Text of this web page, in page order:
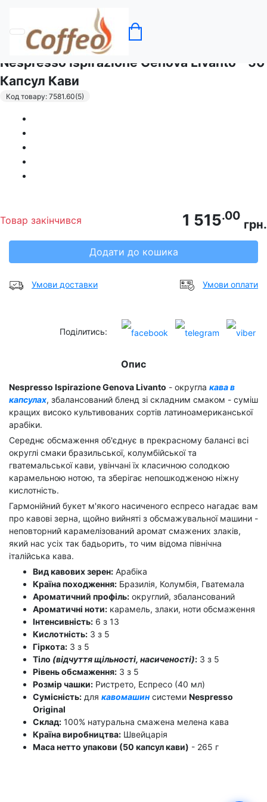
Кава в капсулах Nespresso
Nespresso Ispirazione Genova Livanto - 50
Капсул Кави
Код товару: 7581.60(5)
Товар закінчився 1 515.00
грн.
Додати до кошика
Умови доставки Умови оплати
Поділитись:
Опис
Nespresso Ispirazione Genova Livanto - округла кава в
капсулах, збалансований бленд зі складним смаком - суміш
кращих високо культивованих сортів латиноамериканської
арабіки.
Середнє обсмаження об'єднує в прекрасному балансі всі
округлі смаки бразильської, колумбійської та
гватемальської кави, увінчані їх класичною солодкою
карамельною нотою, та зберігає непошкодженою ніжну
кислотність.
Гармонійний букет м'якого насиченого еспресо нагадає вам
про кавові зерна, щойно вийняті з обсмажувальної машини -
неповторний карамелізований аромат смажених злаків,
який нас усіх так бадьорить, то чим відома північна
італійська кава.
Вид кавових зерен: Арабіка
Країна походження: Бразилія, Колумбія, Гватемала
Ароматичний профіль: округлий, збалансований
Ароматичні ноти: карамель, злаки, ноти обсмаження
Інтенсивність: 6 з 13
Кислотність: 3 з 5
Гіркота: 3 з 5
Тіло (відчуття щільності, насиченості): 3 з 5
Рівень обсмаження: 3 з 5
Розмір чашки: Ристрето, Еспресо (40 мл)
Сумісність: для кавомашин системи Nespresso
Original
Склад: 100% натуральна смажена мелена кава
Країна виробництва: Швейцарія
Маса нетто упакови (50 капсул кави) - 265 г